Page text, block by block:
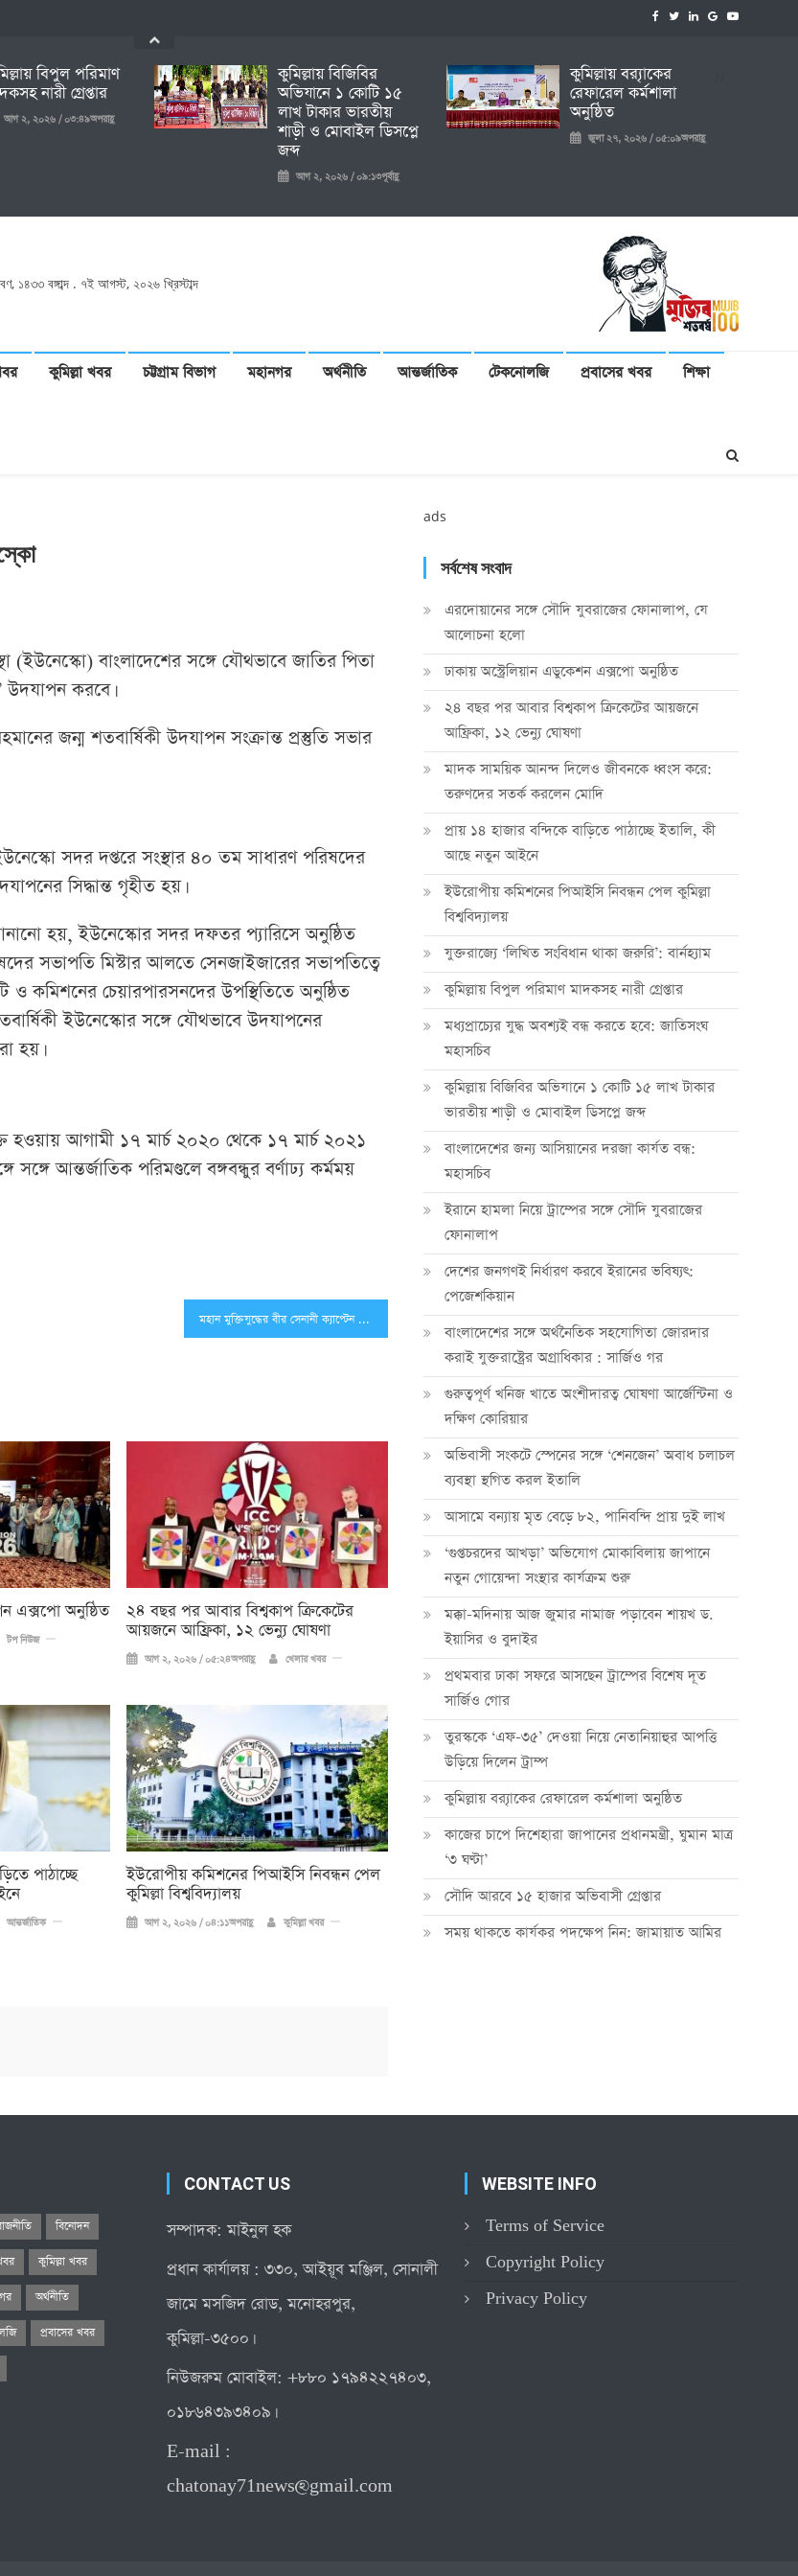
বিপুল পরিমাণ
নারী গ্রেপ্তার
আগ ২, ২০২৬ / ০৩:৪৯অপরাহ্ণ
কুমিল্লায় বিজিবির
অভিযানে ১ কোটি ১৫
লাখ টাকার ভারতীয়
শাড়ী ও মোবাইল ডিসপ্লে
জব্দ
আগ ২, ২০২৬ / ০৯:১৩পূর্বাহ্ণ
কুমিল্লায় ব্র‍্যাকের
রেফারেল কর্মশালা
অনুষ্ঠিত
জুলা ২৭, ২০২৬ / ০৫:০৯অপরাহ্ণ
১৪৩৩ বঙ্গাব্দ . ৭ই আগস্ট, ২০২৬ খ্রিস্টাব্দ
কুমিল্লা খবর চট্টগ্রাম বিভাগ মহানগর অর্থনীতি আন্তর্জাতিক টেকনোলজি প্রবাসের খবর শিক্ষা
(ইউনেস্কো) বাংলাদেশের সঙ্গে যৌথভাবে জাতির পিতা
উদযাপন করবে।
জন্ম শতবার্ষিকী উদযাপন সংক্রান্ত প্রস্তুতি সভার
সদর দপ্তরে সংস্থার ৪০ তম সাধারণ পরিষদের
সিদ্ধান্ত গৃহীত হয়।
হয়, ইউনেস্কোর সদর দফতর প্যারিসে অনুষ্ঠিত
সভাপতি মিস্টার আলতে সেনজাইজারের সভাপতিত্বে
কমিশনের চেয়ারপারসনদের উপস্থিতিতে অনুষ্ঠিত
ইউনেস্কোর সঙ্গে যৌথভাবে উদযাপনের
হয়।
হওয়ায় আগামী ১৭ মার্চ ২০২০ থেকে ১৭ মার্চ ২০২১
আন্তর্জাতিক পরিমণ্ডলে বঙ্গবন্ধুর বর্ণাঢ্য কর্মময়
মহান মুক্তিযুদ্ধের বীর সেনানী ক্যাপ্টেন রেজা’র স্বরণ সভা
এক্সপো অনুষ্ঠিত
টপ নিউজ
২৪ বছর পর আবার বিশ্বকাপ ক্রিকে‌টের
আয়জনে আফ্রিকা, ১২ ভেন্যু ঘোষণা
আগ ২, ২০২৬ / ০৫:২৪অপরাহ্ণ খেলার খবর
পাঠাচ্ছে
আন্তর্জাতিক
ইউরোপীয় কমিশনের পিআইসি নিবন্ধন পেল
কুমিল্লা বিশ্ববিদ্যালয়
আগ ২, ২০২৬ / ০৪:১১অপরাহ্ণ কুমিল্লা খবর
ads
সর্বশেষ সংবাদ
এরদোয়ানের সঙ্গে সৌদি যুবরাজের ফোনালাপ, যে
আলোচনা হলো
ঢাকায় অস্ট্রেলিয়ান এডুকেশন এক্সপো অনুষ্ঠিত
২৪ বছর পর আবার বিশ্বকাপ ক্রিকে‌টের আয়জনে
আফ্রিকা, ১২ ভেন্যু ঘোষণা
মাদক সাময়িক আনন্দ দিলেও জীবনকে ধ্বংস করে:
তরুণদের সতর্ক করলেন মোদি
প্রায় ১৪ হাজার বন্দিকে বাড়িতে পাঠাচ্ছে ইতালি, কী
আছে নতুন আইনে
ইউরোপীয় কমিশনের পিআইসি নিবন্ধন পেল কুমিল্লা
বিশ্ববিদ্যালয়
যুক্তরাজ্যে ‘লিখিত সংবিধান থাকা জরুরি’: বার্নহ্যাম
কুমিল্লায় বিপুল পরিমাণ মাদকসহ নারী গ্রেপ্তার
মধ্যপ্রাচ্যের যুদ্ধ অবশ্যই বন্ধ করতে হবে: জাতিসংঘ
মহাসচিব
কুমিল্লায় বিজিবির অভিযানে ১ কোটি ১৫ লাখ টাকার
ভারতীয় শাড়ী ও মোবাইল ডিসপ্লে জব্দ
বাংলাদেশের জন্য আসিয়ানের দরজা কার্যত বন্ধ:
মহাসচিব
ইরানে হামলা নিয়ে ট্রাম্পের সঙ্গে সৌদি যুবরাজের
ফোনালাপ
দেশের জনগণই নির্ধারণ করবে ইরানের ভবিষ্যৎ:
পেজেশকিয়ান
বাংলাদেশের সঙ্গে অর্থনৈতিক সহযোগিতা জোরদার
করাই যুক্তরাষ্ট্রের অগ্রাধিকার : সার্জিও গর
গুরুত্বপূর্ণ খনিজ খাতে অংশীদারত্ব ঘোষণা আর্জেন্টিনা ও
দক্ষিণ কোরিয়ার
অভিবাসী সংকটে স্পেনের সঙ্গে ‘শেনজেন’ অবাধ চলাচল
ব্যবস্থা স্থগিত করল ইতালি
আসামে বন্যায় মৃত বেড়ে ৮২, পানিবন্দি প্রায় দুই লাখ
‘গুপ্তচরদের আখড়া’ অভিযোগ মোকাবিলায় জাপানে
নতুন গোয়েন্দা সংস্থার কার্যক্রম শুরু
মক্কা-মদিনায় আজ জুমার নামাজ পড়াবেন শায়খ ড.
ইয়াসির ও বুদাইর
প্রথমবার ঢাকা সফরে আসছেন ট্রাম্পের বিশেষ দূত
সার্জিও গোর
তুরস্ককে ‘এফ-৩৫’ দেওয়া নিয়ে নেতানিয়াহুর আপত্তি
উড়িয়ে দিলেন ট্রাম্প
কুমিল্লায় ব্র‍্যাকের রেফারেল কর্মশালা অনুষ্ঠিত
কাজের চাপে দিশেহারা জাপানের প্রধানমন্ত্রী, ঘুমান মাত্র
‘৩ ঘণ্টা’
সৌদি আরবে ১৫ হাজার অভিবাসী গ্রেপ্তার
সময় থাকতে কার্যকর পদক্ষেপ নিন: জামায়াত আমির
বিনোদন
কুমিল্লা খবর
অর্থনীতি
প্রবাসের খবর
CONTACT US
সম্পাদক: মাইনুল হক
প্রধান কার্যালয় : ৩৩০, আইয়ূব মঞ্জিল, সোনালী
জামে মসজিদ রোড, মনোহরপুর,
কুমিল্লা-৩৫০০।
নিউজরুম মোবাইল: +৮৮০ ১৭৯৪২২৭৪০৩,
০১৮৬৪৩৯৩৪০৯।
E-mail :
chatonay71news@gmail.com
WEBSITE INFO
Terms of Service
Copyright Policy
Privacy Policy